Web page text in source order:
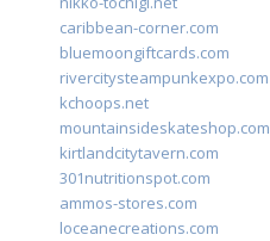
caribbean-corner.com
bluemoongiftcards.com
rivercitysteampunkexpo.com
kchoops.net
mountainsideskateshop.com
kirtlandcitytavern.com
301nutritionspot.com
ammos-stores.com
loceanecreations.com